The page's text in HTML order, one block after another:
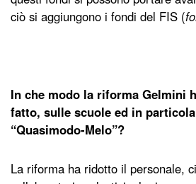
ciò si aggiungono i fondi del FIS (
In che modo la riforma Gelmini
fatto, sulle scuole ed in
“Quasimodo-Melo”?
La riforma ha ridotto il personale,